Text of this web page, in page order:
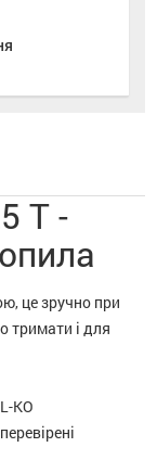
T -
це зручно при
тримати і для
KO